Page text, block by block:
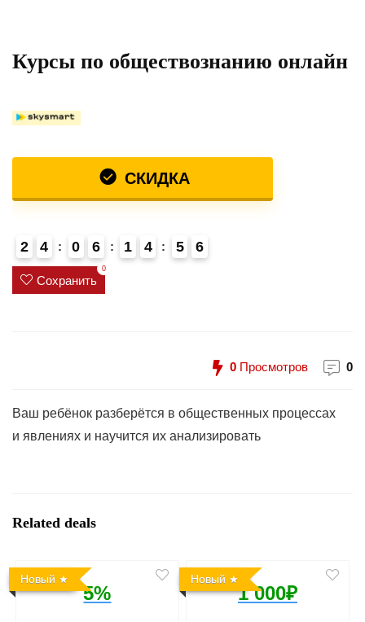
Курсы по обществознанию онлайн
СКИДКА
2 4 0 6 1 4 5
6
Сохранить
0
0 Просмотров 0
Ваш ребёнок разберётся в общественных процессах
и явлениях и научится их анализировать
Related deals
Новый
5%
Новый
1 000₽